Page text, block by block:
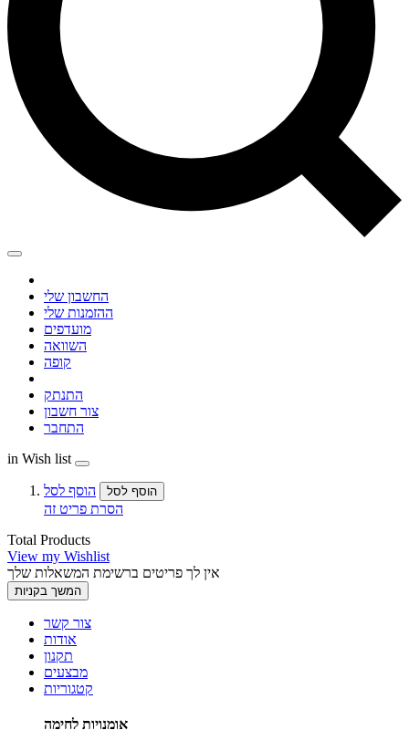
החשבון שלי
ההזמנות שלי
מועדפים
השוואה
קופה
התנתק
צור חשבון
התחבר
in Wish list
הוסף לסל הוסף לסל
הסרת פריט זה
Total Products
View my Wishlist
אין לך פריטים ברשימת המשאלות שלך
המשך בקניות
צור קשר
אודות
תקנון
מבצעים
קטגוריות
אומנויות לחימה